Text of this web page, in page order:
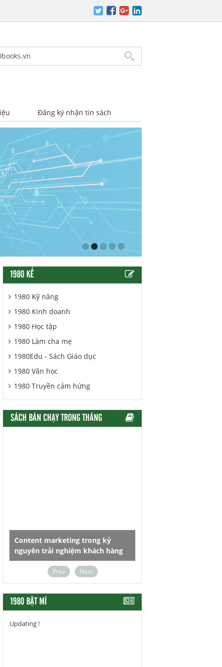
Đăng ký nhận tin sách
1980 KỂ
1980 Kỹ năng
1980 Kinh doanh
1980 Học tập
1980 Làm cha mẹ
1980Edu - Sách Giáo dục
1980 Văn học
1980 Truyền cảm hứng
SÁCH BÁN CHẠY TRONG THÁNG
trong kỷ
khách hàng
Dùng chữ sao cho đúng, viết gì
cũng thấy hay
Prev Next
1980 BẬT MÍ